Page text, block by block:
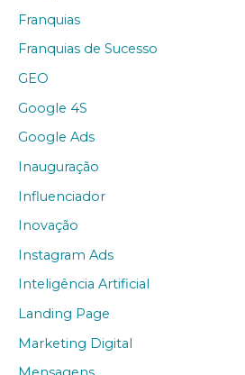
Franquias
Franquias de Sucesso
GEO
Google 4S
Google Ads
Inauguração
Influenciador
Inovação
Instagram Ads
Inteligência Artificial
Landing Page
Marketing Digital